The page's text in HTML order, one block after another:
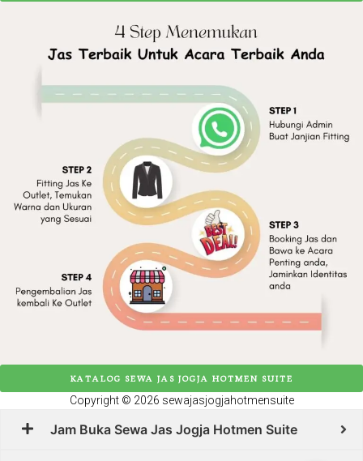
KATALOG SEWA JAS JOGJA HOTMEN SUITE
Copyright © 2026 sewajasjogjahotmensuite
Jam Buka Sewa Jas Jogja Hotmen Suite